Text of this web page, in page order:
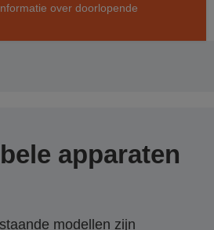
over doorlopende
apparaten
modellen zijn